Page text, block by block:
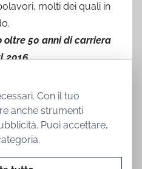
molti dei quali in
oltre 50 anni di carriera
2016.
Con il tuo
anche strumenti
Puoi accettare,